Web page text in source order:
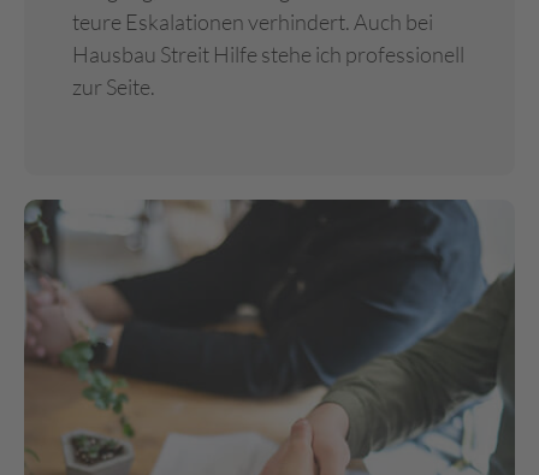
teure Eskalationen verhindert. Auch bei
Hausbau Streit Hilfe stehe ich professionell
zur Seite.